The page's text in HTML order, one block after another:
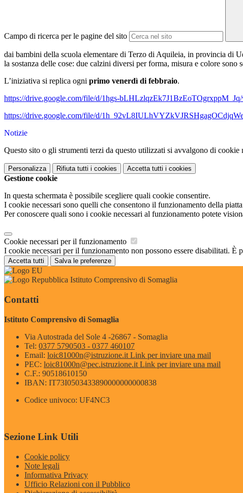
Campo di ricerca per le pagine del sito
dai bambini della scuola elementare di Terzo di Aquileia, in provincia di
la sostanza delle cose: due calzini diversi per forma, misura e colore
L’iniziativa si replica ogni primo venerdì di febbraio.
https://drive.google.com/file/d/1hgs-
https://drive.google.com/file/d/
Notizie
Questo sito o gli strumenti terzi da questo utilizzati si avvalgono di
Personalizza Rifiuta tutti i cookies Accetta tutti i cookies
Gestione cookie
In questa schermata è possibile scegliere quali cookie consentire.
I cookie necessari sono quelli che consentono il funzionamento della
Per conoscere quali sono i cookie necessari al funzionamento potete
Cookie necessari per il funzionamento
I cookie necessari per il funzionamento non possono essere disabilitati.
Accetta tutti Salva le preferenze
Istituto Comprensivo di Somaglia
Contatti
Istituto Comprensivo di Somaglia
Via Autostrada del Sole 4 -26867 - Somaglia
Tel: 0377 5790503 - 0377 460107
Email: loic81000n@istruzione.it Link per inviare una mail
PEC: loic81000n@pec.istruzione.it Link per inviare una mail
C.F.: 90518610150
IBAN: IT73I0503433890000000000838
Codice univoco: UF4NC3
Sezione Link Utili
Cookie policy
Note legali
Informativa Privacy
Ufficio Relazioni con il Pubblico